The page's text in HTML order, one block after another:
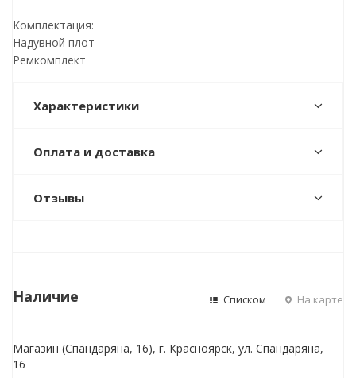
Комплектация:
Надувной плот
Ремкомплект
Характеристики
Оплата и доставка
Отзывы
Наличие Списком На карте
Магазин (Спандаряна, 16), г. Красноярск, ул. Спандаряна,
16